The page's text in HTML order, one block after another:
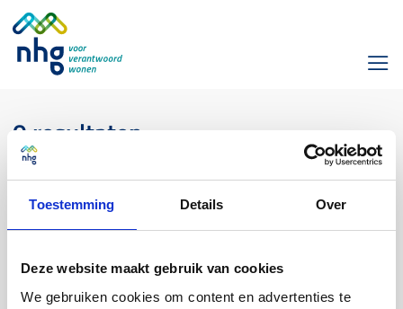
Toestemming Details Over
Deze website maakt gebruik van cookies
We gebruiken cookies om content en advertenties te
0 resultaten
Laat zien:
Veelgestelde vraag